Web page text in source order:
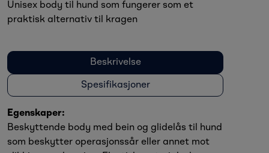
Unisex body til hund som fungerer som et
praktisk alternativ til kragen
Beskrivelse
Spesifikasjoner
Egenskaper:
Beskyttende body med bein og glidelås til hund
som beskytter operasjonssår eller annet mot